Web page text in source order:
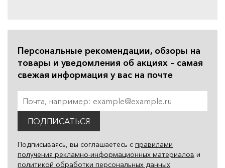
Персональные рекомендации, обзоры на
товары и уведомления об акциях – самая
свежая информация у вас на почте
ПОДПИСАТЬСЯ
Подписываясь, вы соглашаетесь с правилами
получения рекламно-информационных материалов и
политикой обработки персональных данных